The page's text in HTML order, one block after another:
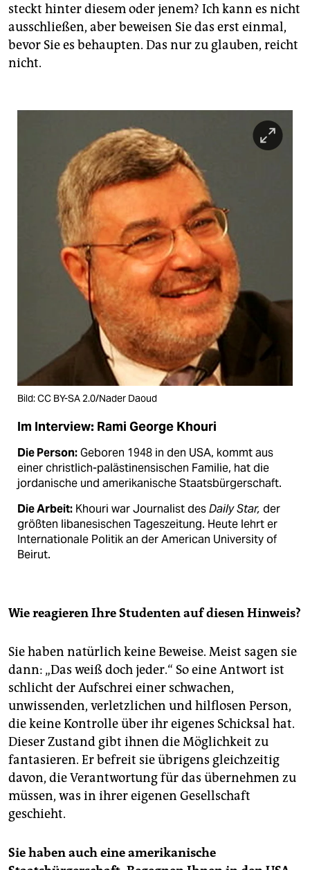
steckt hinter diesem oder jenem? Ich kann es nicht
ausschließen, aber beweisen Sie das erst einmal,
bevor Sie es behaupten. Das nur zu glauben, reicht
nicht.
Bild: CC BY-SA 2.0/Nader Daoud
Im Interview: Rami George Khouri
Die Person:Geboren 1948 in den USA, kommt aus
einer christlich-palästinensischen Familie, hat die
jordanische und amerikanische Staatsbürgerschaft.
Die Arbeit: Khouri war Journalist desDaily Star, der
größten libanesischen Tageszeitung. Heute lehrt er
Internationale Politik an der American University of
Beirut.
Wie reagieren Ihre Studenten auf diesen Hinweis?
Sie haben natürlich keine Beweise. Meist sagen sie
dann: „Das weiß doch jeder.“ So eine Antwort ist
schlicht der Aufschrei einer schwachen,
unwissenden, verletzlichen und hilflosen Person,
die keine Kontrolle über ihr eigenes Schicksal hat.
Dieser Zustand gibt ihnen die Möglichkeit zu
fantasieren. Er befreit sie übrigens gleichzeitig
davon, die Verantwortung für das übernehmen zu
müssen, was in ihrer eigenen Gesellschaft
geschieht.
Sie haben auch eine amerikanische